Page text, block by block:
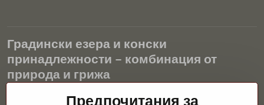
Градински езера и конски
принадлежности – комбинация от
природа и грижа
Градинските езера са красиво допълнение към всеки екстериор
Предпочитания за